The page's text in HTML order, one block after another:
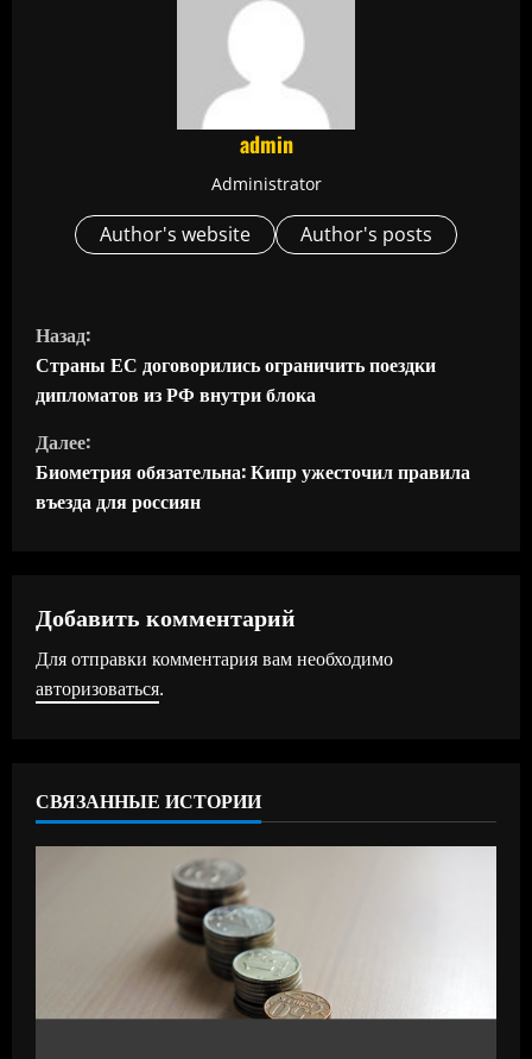
admin
Administrator
Author's website Author's posts
П
р
о
д
о
ж
и
ч
и
Назад:
Страны ЕС договорились ограничить поездки
дипломатов из РФ внутри блока
Далее:
Биометрия обязательна: Кипр ужесточил правила
въезда для россиян
Добавить комментарий
Для отправки комментария вам необходимо
авторизоваться.
СВЯЗАННЫЕ ИСТОРИИ